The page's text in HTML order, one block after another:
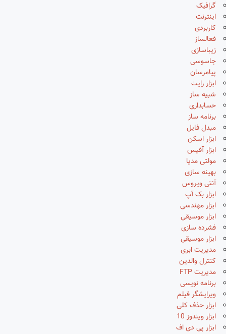
گرافیک
اینترنت
کاربردی
فعالساز
زیباسازی
جاسوسی
پیامرسان
ابزار رایت
شبیه ساز
حسابداری
برنامه ساز
مبدل فایل
ابزار اسکن
ابزار آفیس
مولتی مدیا
بهینه سازی
آنتی ویروس
ابزار بک آپ
ابزار مهندسی
ابزار موسیقی
فشرده سازی
ابزار موسیقی
مدیریت ابری
کنترل والدین
مدیریت FTP
برنامه نویسی
ویرایشگر فیلم
ابزار حذف کلی
ابزار ویندوز 10
ابزار پی دی اف